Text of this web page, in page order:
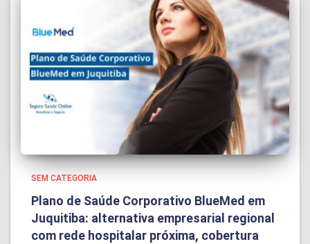
SEM CATEGORIA
Plano de Saúde Corporativo BlueMed em
Juquitiba: alternativa empresarial regional
com rede hospitalar próxima, cobertura